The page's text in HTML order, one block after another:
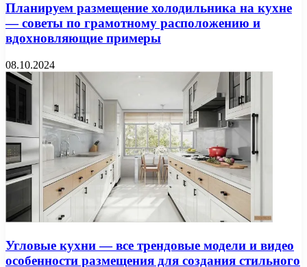
Планируем размещение холодильника на кухне
— советы по грамотному расположению и
вдохновляющие примеры
08.10.2024
Угловые кухни — все трендовые модели и видео
особенности размещения для создания стильного